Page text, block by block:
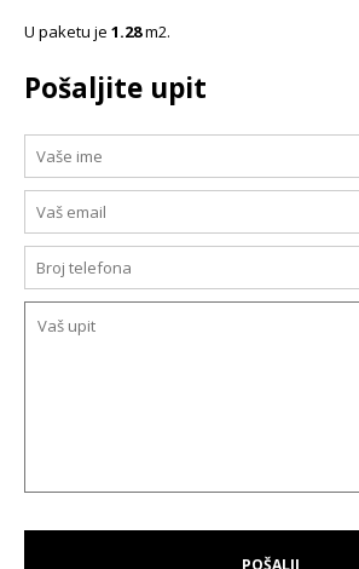
U paketu je 1.28m2.
Pošaljite upit